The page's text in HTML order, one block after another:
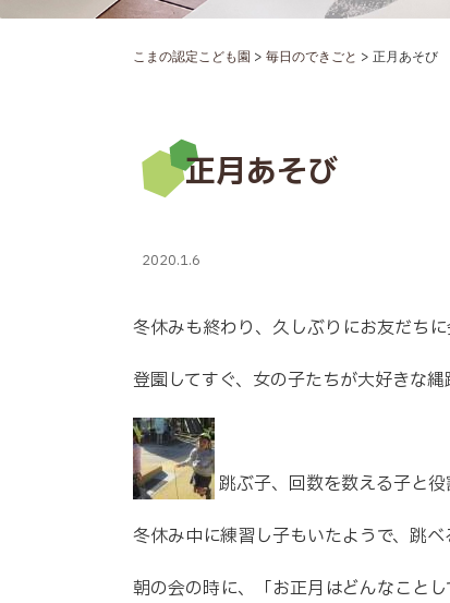
こまの認定こども園 > 毎日のできごと > 正月あそび
正月あそび
2020.1.6
冬休みも終わり、久しぶりにお友だち
登園してすぐ、女の子たちが大好きな縄
跳ぶ子、回数を数える子と
冬休み中に練習し子もいたようで、跳
朝の会の時に、「お正月はどんなことし